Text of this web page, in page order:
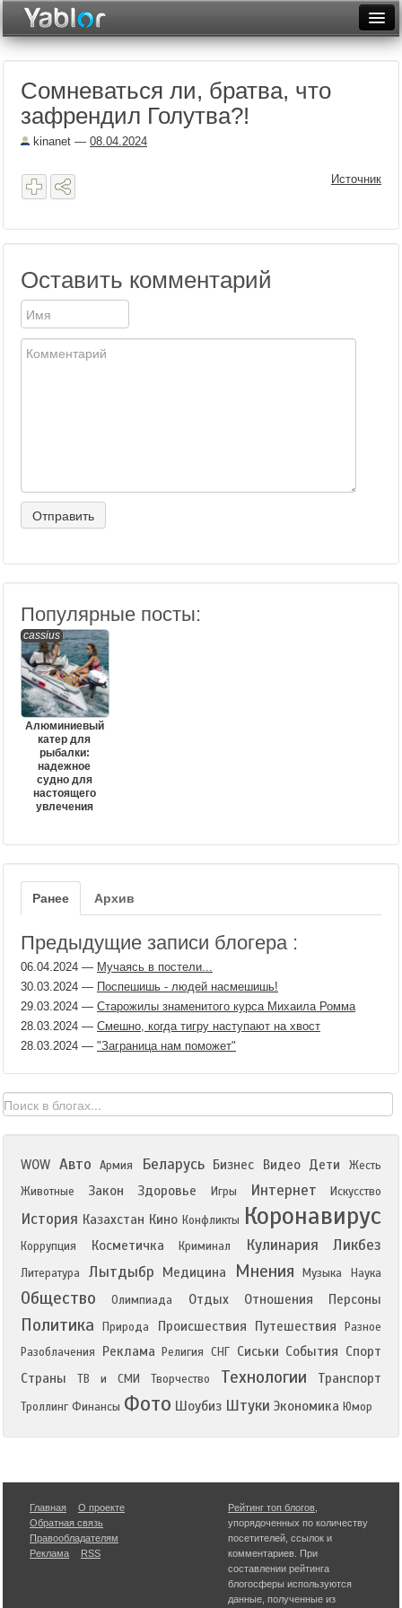
Неделя
Месяц
Фототоп
Сомневаться ли, братва, что
зафрендил Голутва?!
kinanet — 08.04.2024
Источник
Оставить комментарий
Популярные посты:
cassius
Алюминиевый
катер для
рыбалки:
надежное
судно для
настоящего
увлечения
Ранее Архив
Предыдущие записи блогера :
06.04.2024 — Мучаясь в постели...
30.03.2024 — Поспешишь - людей насмешишь!
29.03.2024 — Старожилы знаменитого курса Михаила Ромма
28.03.2024 — Смешно, когда тигру наступают на хвост
28.03.2024 — "Заграница нам поможет"
WOW Авто Армия Беларусь Бизнес Видео Дети
Жесть
Животные
Закон Здоровье Игры Интернет Искусство
История Казахстан Кино Конфликты Коронавирус
Коррупция Косметичка Криминал Кулинария Ликбез
Литература Лытдыбр Медицина Мнения Музыка Наука
Общество Олимпиада Отдых Отношения Персоны
Политика Природа Происшествия Путешествия
Разное
Разоблачения
Реклама Религия СНГ Сиськи События Спорт
Страны
ТВ и СМИ Творчество Технологии Транспорт
Троллинг Финансы Фото Шоубиз Штуки Экономика Юмор
Главная
О проекте
Обратная связь
Правообладателям
Реклама
RSS
Рейтинг топ блогов
упорядоченных по количеству
посетителей, ссылок и
комментариев. При
составлении рейтинга
блогосферы используются
данные, полученные из